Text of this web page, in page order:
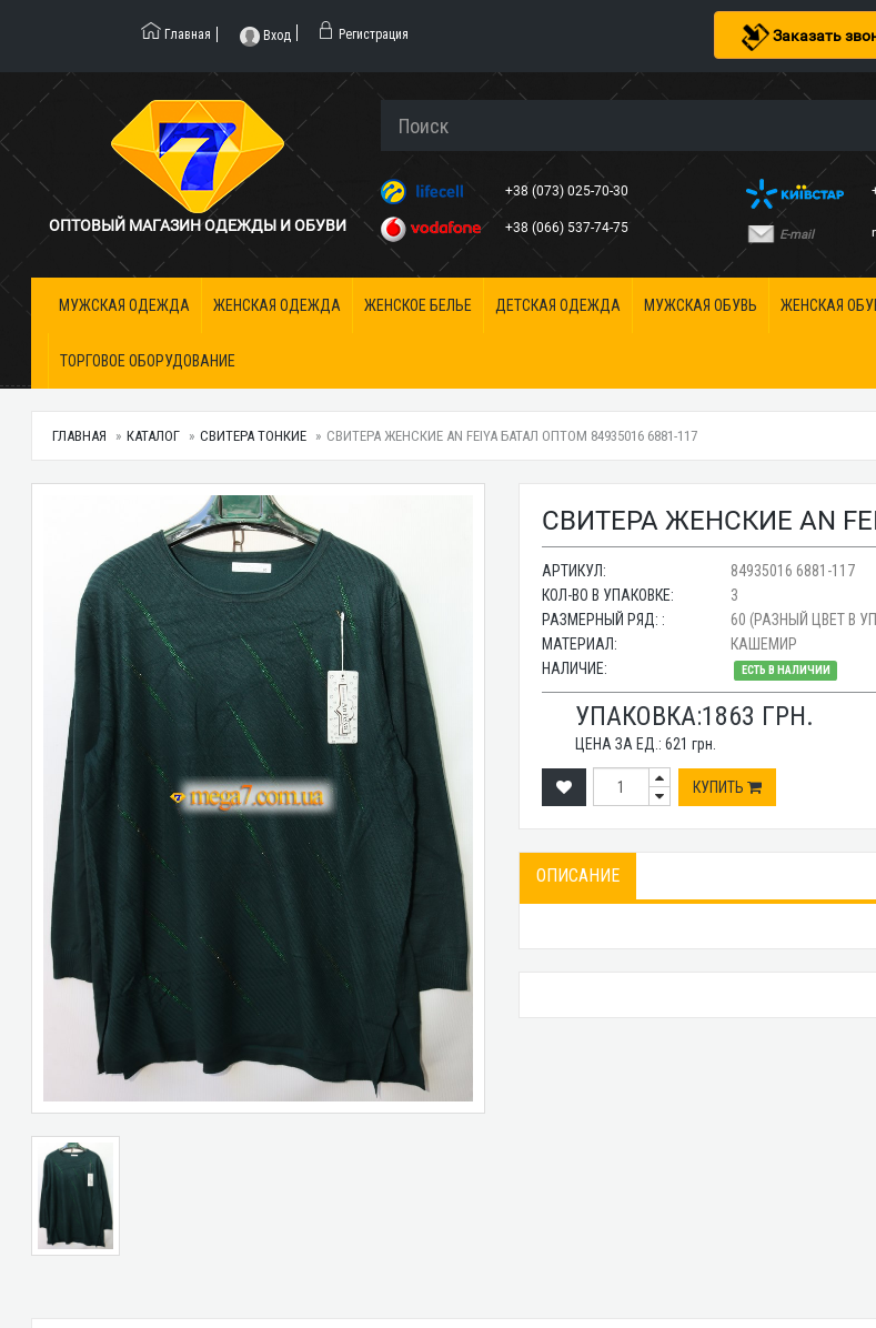
Заказать
Главная Вход Регистрация
ОПТОВЫЙ МАГАЗИН ОДЕЖДЫ И ОБУВИ
+38 (073) 025-70-30
+38 (066) 537-74-75 E-mail
МУЖСКАЯ ОДЕЖДА ЖЕНСКАЯ ОДЕЖДА ЖЕНСКОЕ БЕЛЬЕ ДЕТСКАЯ ОДЕЖДА МУЖСКАЯ ОБУВЬ ЖЕНСКАЯ
ТОРГОВОЕ ОБОРУДОВАНИЕ
ГЛАВНАЯ КАТАЛОГ СВИТЕРА ТОНКИЕ СВИТЕРА ЖЕНСКИЕ AN FEIYA БАТАЛ ОПТОМ 84935016 6881-117
СВИТЕРА ЖЕНСКИЕ AN
АРТИКУЛ:
84935016 6881-117
КОЛ-ВО В УПАКОВКЕ:
3
РАЗМЕРНЫЙ РЯД: :
60 (РАЗНЫЙ ЦВЕТ В
МАТЕРИАЛ:
КАШЕМИР
НАЛИЧИЕ:
ЕСТЬ В НАЛИЧИИ
УПАКОВКА:1863 ГРН.
ЦЕНА ЗА ЕД.:621 грн.
КУПИТЬ
ОПИСАНИЕ